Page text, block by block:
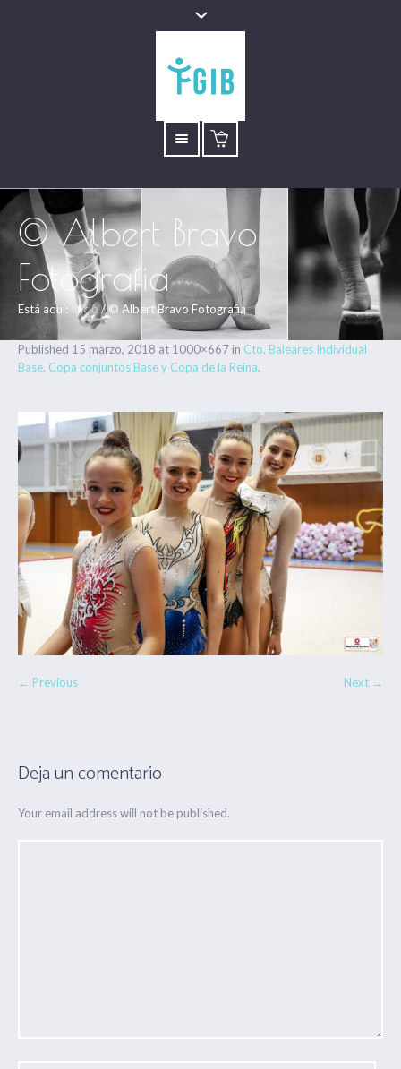
© Albert Bravo
Fotografia
Está aquí: Inicio/© Albert Bravo Fotografia
Published 15 marzo, 2018 at 1000×667 in Cto. Baleares Individual
Base, Copa conjuntos Base y Copa de la Reina.
← Previous Next →
Deja un comentario
Your email address will not be published.